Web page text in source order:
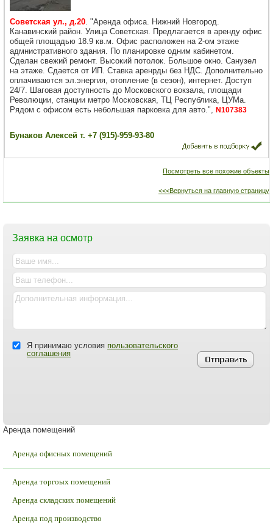
Советская ул., д.20. "Аренда офиса. Нижний Новгород.
Канавинский район. Улица Советская. Предлагается в аренду офис
общей площадью 18.9 кв.м. Офис расположен на 2-ом этаже
адмнистративного здания. По планировке одним кабинетом.
Сделан свежий ремонт. Высокий потолок. Большое окно. Санузел
на этаже. Сдается от ИП. Ставка аренрды без НДС. Дополнительно
оплачиваются эл.энергия, отопление (в сезон), интернет. Доступ
24/7. Шаговая доступность до Московского вокзала, площади
Революции, станции метро Московская, ТЦ Республика, ЦУМа.
Рядом с офисом есть небольшая парковка для авто.", N107383
Бунаков Алексей т. +7 (915)-959-93-80
Посмотреть все похожие объекты
<<<Вернуться на главную страницу
Заявка на осмотр
Я принимаю условия пользовательского
соглашения
Аренда помещений
Аренда офисных помещений
Аренда торгоых помещений
Аренда складских помещений
Аренда под производство